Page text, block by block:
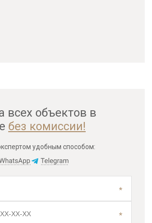
всех объектов в
без комиссии!
удобным способом: